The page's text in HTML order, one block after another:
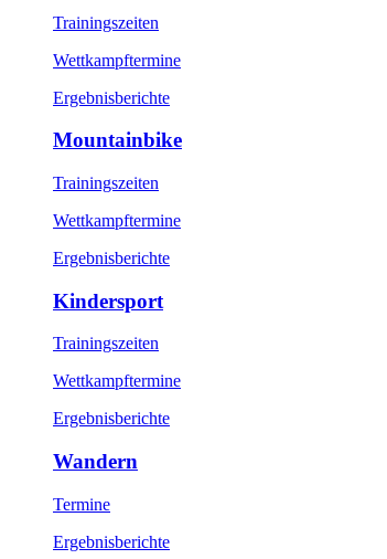
Trainingszeiten
Wettkampftermine
Ergebnisberichte
Mountainbike
Trainingszeiten
Wettkampftermine
Ergebnisberichte
Kindersport
Trainingszeiten
Wettkampftermine
Ergebnisberichte
Wandern
Termine
Ergebnisberichte